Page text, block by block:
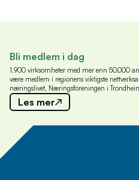
Bli medlem i dag
1.900 virksomheter med mer enn 50.000
være medlem i regionens viktigste
næringslivet, Næringsforeningen i
Les mer